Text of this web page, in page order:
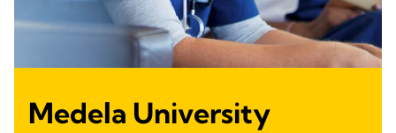
Medela University